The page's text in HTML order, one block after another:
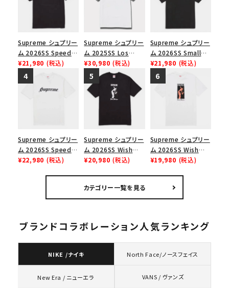
Supreme シュプリー
ム 2026SS Speed
Tee スピードTシャツ
ブラック
¥21,980 (税込)
Supreme シュプリー
ム 2025SS Los
Angeles Fire Relief
Box Logo Tee ファ
イヤーリリーフボック
スロゴTシャツ ホワ
¥30,980 (税込)
Supreme シュプリー
ム 2026SS Small
Box Tee スモールボ
ックスTシャツ ブラッ
ク
¥21,980 (税込)
Supreme シュプリー
ム 2026SS Speed
Tee スピードTシャツ
¥22,980 (税込)
Supreme シュプリー
ム 2026SS Wish
Tee ウィッシュTシ
¥20,980 (税込)
Supreme シュプリー
ム 2026SS Wish
Tee ウィッシュTシ
¥19,980 (税込)
カテゴリー一覧を見る
ブランドコラボレーション人気ランキング
NIKE /ナイキ North Face/ノースフェイス
New Era / ニューエラ VANS / ヴァンズ